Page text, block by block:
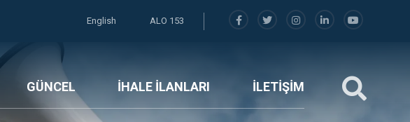
English ALO 153
GÜNCEL İHALE İLANLARI İLETİŞİM